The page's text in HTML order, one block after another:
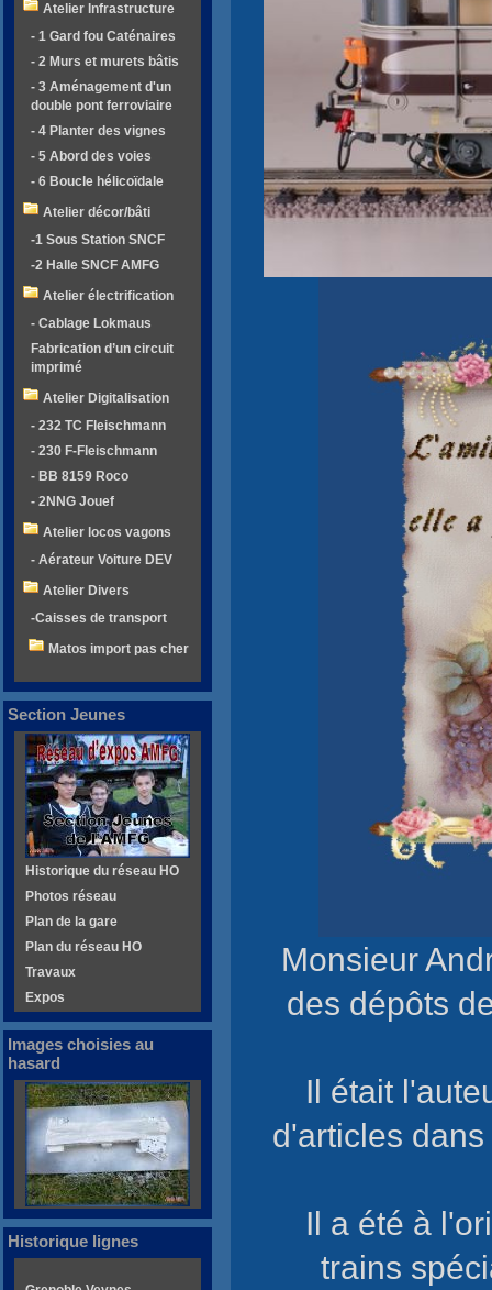
Monsieur
des dépôts
Il était
d'articles
Il a été à
trains
Atelier Infrastructure
- 1 Gard fou Caténaires
- 2 Murs et murets bâtis
- 3 Aménagement d'un
double pont ferroviaire
- 4 Planter des vignes
- 5 Abord des voies
- 6 Boucle hélicoïdale
Atelier décor/bâti
-1 Sous Station SNCF
-2 Halle SNCF AMFG
Atelier électrification
- Cablage Lokmaus
Fabrication d’un circuit
imprimé
Atelier Digitalisation
- 232 TC Fleischmann
- 230 F-Fleischmann
- BB 8159 Roco
- 2NNG Jouef
Atelier locos vagons
- Aérateur Voiture DEV
Atelier Divers
-Caisses de transport
Matos import pas cher
Section Jeunes
Historique du réseau HO
Photos réseau
Plan de la gare
Plan du réseau HO
Travaux
Expos
Images choisies au
hasard
Historique lignes